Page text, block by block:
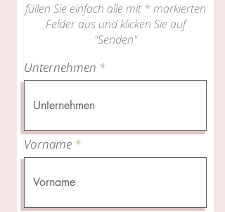
füllen Sie einfach alle mit * markierten
Felder aus und klicken Sie auf
"Senden"
Unternehmen
Vorname